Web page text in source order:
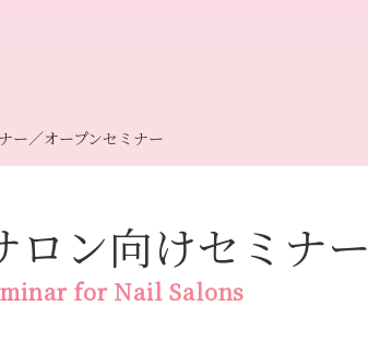
ー／オープンセミナー
ロン向けセミナー
for Nail Salons